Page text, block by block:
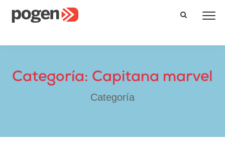
Categoría: Capitana marvel
Categoría